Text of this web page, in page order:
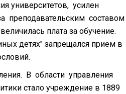
университетов, усилен
преподавательским составом
плата за обучение.
детях" запрещался прием в
В области управления
стало учреждение в 1889